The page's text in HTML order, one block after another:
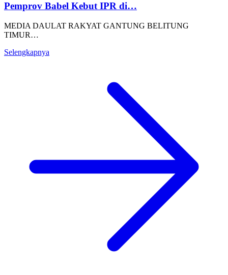
Pemprov Babel Kebut IPR di…
MEDIA DAULAT RAKYAT GANTUNG BELITUNG
TIMUR…
Selengkapnya